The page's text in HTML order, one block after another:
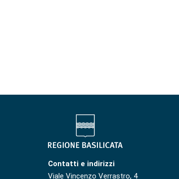
Contatti e indirizzi
Viale Vincenzo Verrastro, 4